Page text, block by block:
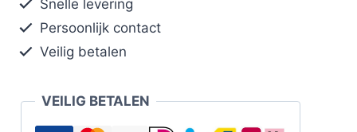
Snelle levering
Persoonlijk contact
Veilig betalen
VEILIG BETALEN